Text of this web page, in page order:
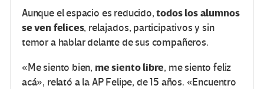
Aunque el espacio es reducido,todos los alumnos
se ven felices, relajados, participativos y sin
temor a hablar delante de sus compañeros.
«Me siento bien, me siento libre, me siento feliz
acá», relató a la AP Felipe, de 15 años. «Encuentro